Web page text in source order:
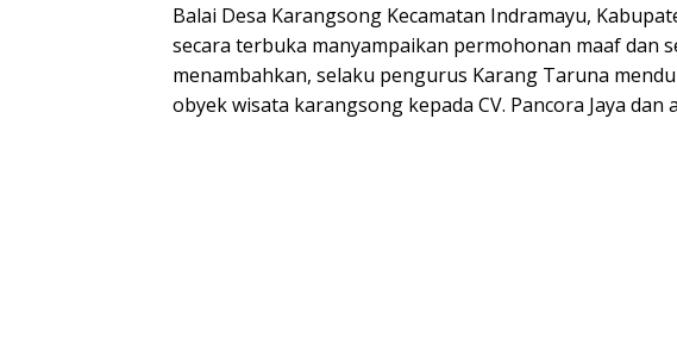
Balai Desa Karangsong Kecamatan Indramayu,
secara terbuka manyampaikan permohonan maaf dan
menambahkan, selaku pengurus Karang Taruna
obyek wisata karangsong kepada CV. Pancora Jaya